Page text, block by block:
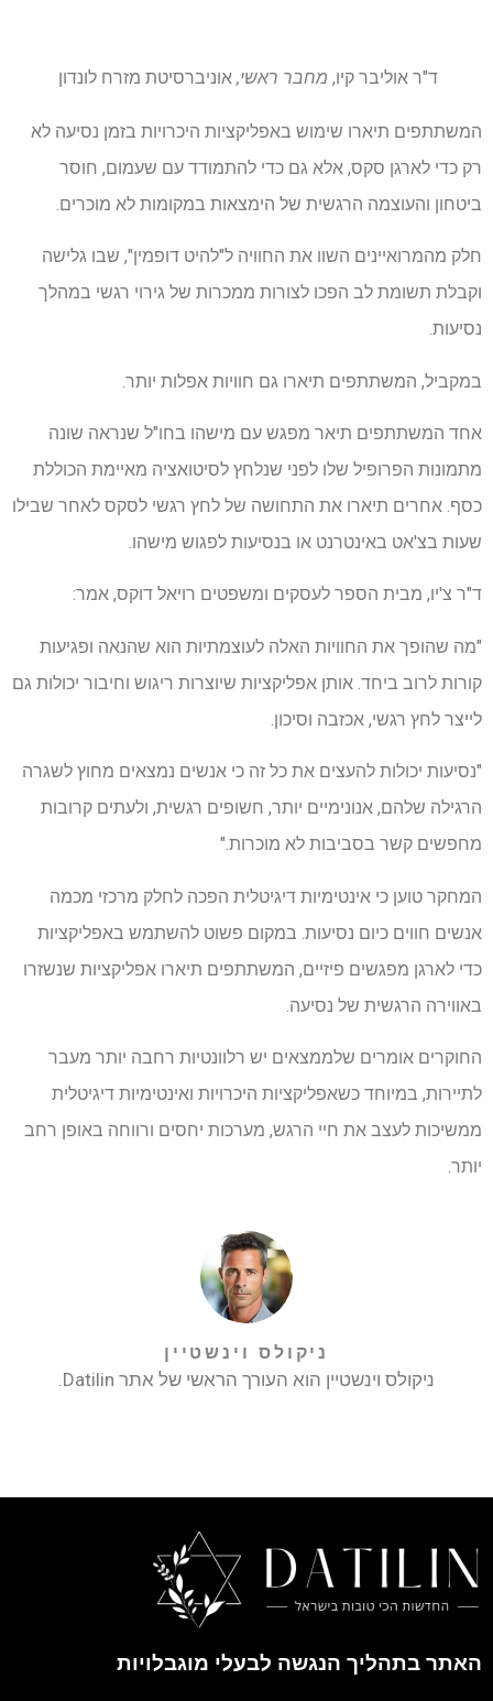
ד"ר אוליבר קיו, מחבר ראשי, אוניברסיטת מזרח לונדון
המשתתפים תיארו שימוש באפליקציות היכרויות בזמן נסיעה לא
רק כדי לארגן סקס, אלא גם כדי להתמודד עם שעמום, חוסר
ביטחון והעוצמה הרגשית של הימצאות במקומות לא מוכרים.
חלק מהמרואיינים השוו את החוויה ל"להיט דופמין", שבו גלישה
וקבלת תשומת לב הפכו לצורות ממכרות של גירוי רגשי במהלך
נסיעות.
במקביל, המשתתפים תיארו גם חוויות אפלות יותר.
אחד המשתתפים תיאר מפגש עם מישהו בחו"ל שנראה שונה
מתמונות הפרופיל שלו לפני שנלחץ לסיטואציה מאיימת הכוללת
כסף. אחרים תיארו את התחושה של לחץ רגשי לסקס לאחר שבילו
שעות בצ'אט באינטרנט או בנסיעות לפגוש מישהו.
ד"ר צ'יו, מבית הספר לעסקים ומשפטים רויאל דוקס, אמר:
"מה שהופך את החוויות האלה לעוצמתיות הוא שהנאה ופגיעות
קורות לרוב ביחד. אותן אפליקציות שיוצרות ריגוש וחיבור יכולות גם
לייצר לחץ רגשי, אכזבה וסיכון.
"נסיעות יכולות להעצים את כל זה כי אנשים נמצאים מחוץ לשגרה
הרגילה שלהם, אנונימיים יותר, חשופים רגשית, ולעתים קרובות
מחפשים קשר בסביבות לא מוכרות."
המחקר טוען כי אינטימיות דיגיטלית הפכה לחלק מרכזי מכמה
אנשים חווים כיום נסיעות. במקום פשוט להשתמש באפליקציות
כדי לארגן מפגשים פיזיים, המשתתפים תיארו אפליקציות שנשזרו
באווירה הרגשית של נסיעה.
החוקרים אומרים שלממצאים יש רלוונטיות רחבה יותר מעבר
לתיירות, במיוחד כשאפליקציות היכרויות ואינטימיות דיגיטלית
ממשיכות לעצב את חיי הרגש, מערכות יחסים ורווחה באופן רחב
יותר.
ניקולס וינשטיין
ניקולס וינשטיין הוא העורך הראשי של אתר Datilin.
האתר בתהליך הנגשה לבעלי מוגבלויות